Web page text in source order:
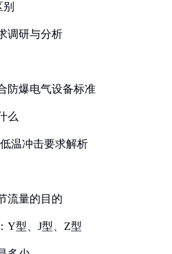
调研与分析
防爆电气设备标准
么
温冲击要求解析
流量的目的
Y型、J型、Z型